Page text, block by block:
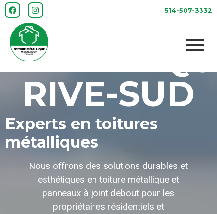
514-507-3332
TOITURE
RIVE-SUD
Experts en toitures
métalliques
Nous offrons des solutions durables et
esthétiques en toiture métallique et
panneaux à joint debout pour les
propriétaires résidentiels et